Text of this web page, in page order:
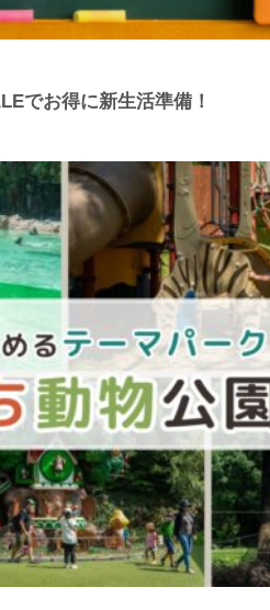
でお得に新生活準備！